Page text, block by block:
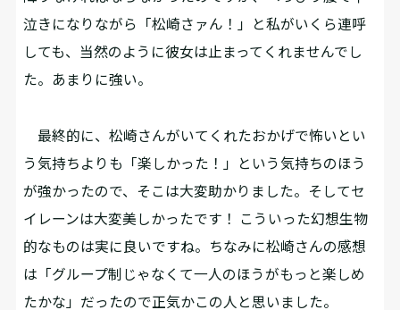
泣きになりながら「松崎さァん！」と私がいくら連呼
しても、当然のように彼女は止まってくれませんでし
た。あまりに強い。
最終的に、松崎さんがいてくれたおかげで怖いとい
う気持ちよりも「楽しかった！」という気持ちのほう
が強かったので、そこは大変助かりました。そしてセ
イレーンは大変美しかったです！ こういった幻想生物
的なものは実に良いですね。ちなみに松崎さんの感想
は「グループ制じゃなくて一人のほうがもっと楽しめ
たかな」だったので正気かこの人と思いました。